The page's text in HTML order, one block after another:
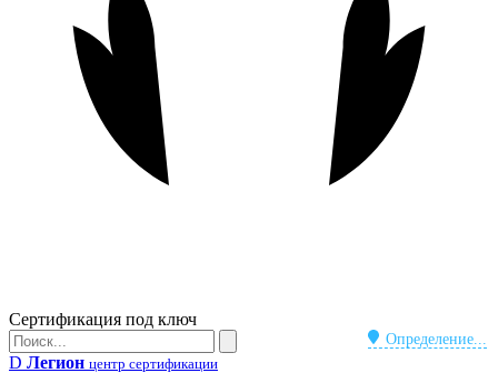
Бейдж
Сертификация под ключ
Определение...
Поиск
Поиск
D Легион центр сертификации